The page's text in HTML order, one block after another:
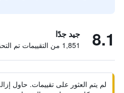
8.1 جيد جدًا
1,851 من التقييمات تم التحقق منها
لم يتم العثور على تقييمات. حاول